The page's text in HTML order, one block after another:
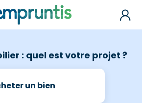
: quel est votre projet ?
un bien